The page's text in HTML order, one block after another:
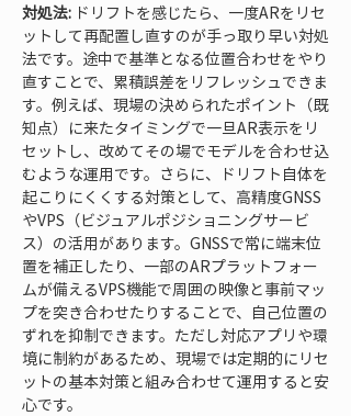
対処法: ドリフトを感じたら、一度ARをリセ
ットして再配置し直すのが手っ取り早い対処
法です。途中で基準となる位置合わせをやり
直すことで、累積誤差をリフレッシュできま
す。例えば、現場の決められたポイント（既
知点）に来たタイミングで一旦AR表示をリ
セットし、改めてその場でモデルを合わせ込
むような運用です。さらに、ドリフト自体を
起こりにくくする対策として、高精度GNSS
やVPS（ビジュアルポジショニングサービ
ス）の活用があります。GNSSで常に端末位
置を補正したり、一部のARプラットフォー
ムが備えるVPS機能で周囲の映像と事前マッ
プを突き合わせたりすることで、自己位置の
ずれを抑制できます。ただし対応アプリや環
境に制約があるため、現場では定期的にリセ
ットの基本対策と組み合わせて運用すると安
心です。